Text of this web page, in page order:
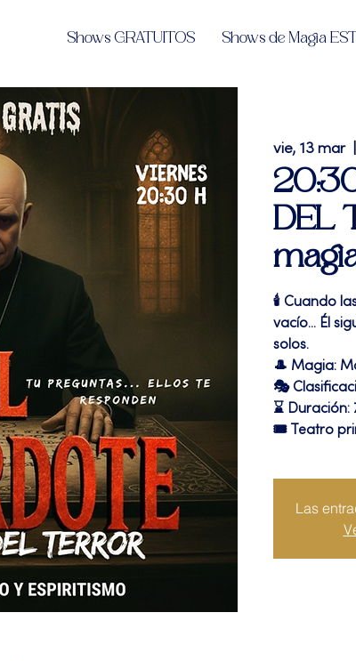
Shows GRATUITOS Shows de Magia
vie, 13 mar
  |
DEL
🕯️ Cuando
vacío... Él
solos.
🎩 Magia:
🎭
⌛ Duración:
🎟 Teatro
Las